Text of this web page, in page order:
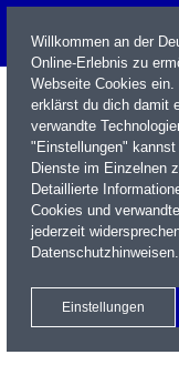
Name / WKN / ISIN / Kürzel
Xetra Realtime
Willkommen an der
Online-Erlebnis zu
Webseite Cookies
erklärst du dich damit
verwandte
"Einstellungen" kannst
Dienste im Einzelnen
Detaillierte
Cookies und
jederzeit
Datenschutzhinweisen.
Einstellungen